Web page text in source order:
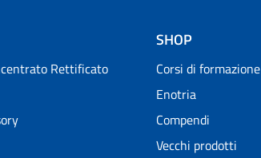
Rettificato
SHOP
Corsi di formazione
Enotria
Compendi
Vecchi prodotti